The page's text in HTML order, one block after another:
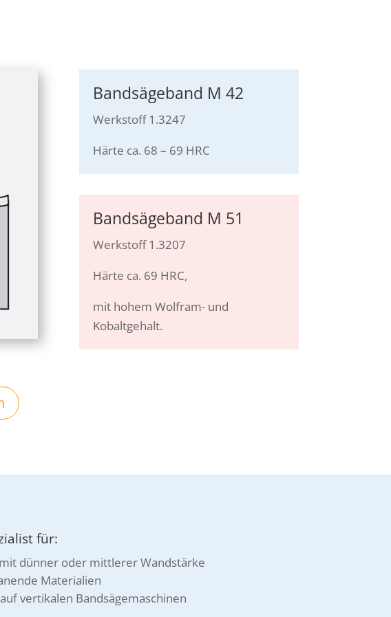
Bandsägeband M 42
Werkstoff 1.3247
Härte ca. 68 – 69 HRC
Bandsägeband M 51
Werkstoff 1.3207
Härte ca. 69 HRC,
mit hohem Wolfram- und
Kobaltgehalt.
für:
dünner oder mittlerer Wandstärke
Materialien
vertikalen Bandsägemaschinen